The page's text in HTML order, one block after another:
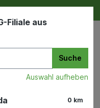
Filiale aus
Suche
Auswahl aufheben
0 km